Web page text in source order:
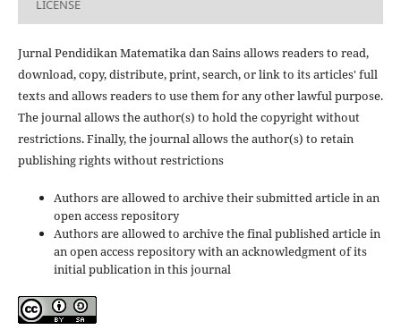
LICENSE
Jurnal Pendidikan Matematika dan Sains allows readers to read,
download, copy, distribute, print, search, or link to its articles' full
texts and allows readers to use them for any other lawful purpose.
The journal allows the author(s) to hold the copyright without
restrictions. Finally, the journal allows the author(s) to retain
publishing rights without restrictions
Authors are allowed to archive their submitted article in an
open access repository
Authors are allowed to archive the final published article in
an open access repository with an acknowledgment of its
initial publication in this journal